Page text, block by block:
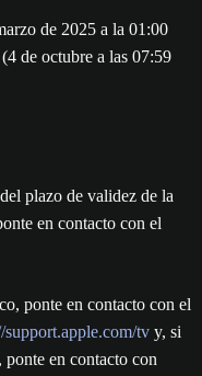
de 2025 a la 01:00
de octubre a las 07:59
plazo de validez de la
en contacto con el
ponte en contacto con el
support.apple.com/tv y, si
en contacto con